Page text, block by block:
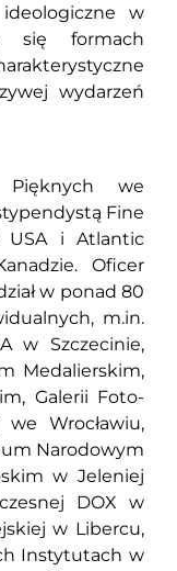
w
się formach
wydarzeń
Pięknych we
Fine
USA i Atlantic
Oficer
w ponad 80
m.in.
w Szczecinie,
Medalierskim,
Galerii Foto-
Wrocławiu,
Narodowym
w Jeleniej
DOX w
w Libercu,
Instytutach w